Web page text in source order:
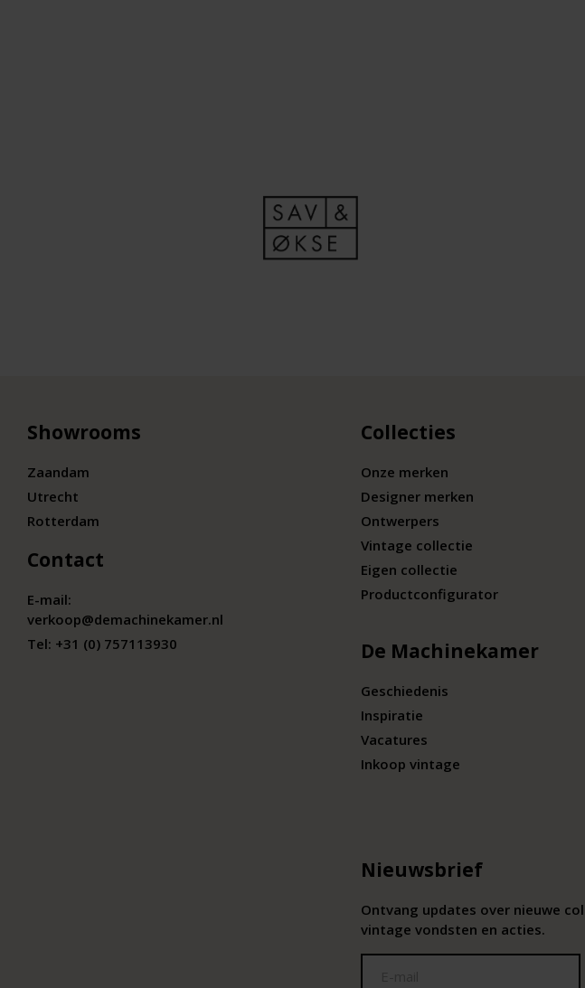
Showrooms
Zaandam
Utrecht
Rotterdam
Contact
E-mail:
verkoop@demachinekamer.nl
Tel: +31 (0) 757113930
Collecties
Onze merken
Designer merken
Ontwerpers
Vintage collectie
Eigen collectie
Productconfigurator
De Machinekamer
Geschiedenis
Inspiratie
Vacatures
Inkoop vintage
Nieuwsbrief
Ontvang updates over nieuwe
vintage vondsten en acties.